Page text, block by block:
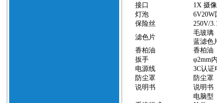
接口
1X摄
灯泡
6V20W
保险丝
250V/
滤色片
毛玻璃
蓝滤色
香柏油
香柏油
扳手
φ2mm
电源线
3C认证
防尘罩
防尘罩
说明书
说明书
电脑型